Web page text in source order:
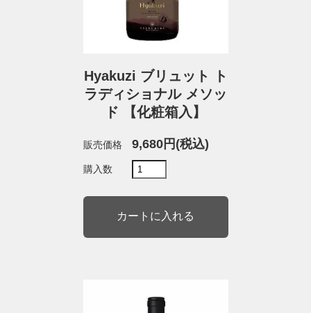
Hyakuzi ブリュット ト
ラディショナル メソッ
ド 【化粧箱入】
販売価格 9,680円(税込)
購入数